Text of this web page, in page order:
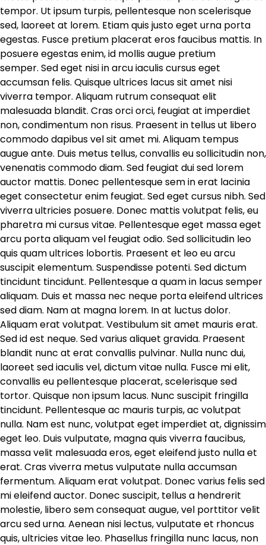
tempor. Ut ipsum turpis, pellentesque non scelerisque
sed, laoreet at lorem. Etiam quis justo eget urna porta
egestas. Fusce pretium placerat eros faucibus mattis. In
posuere egestas enim, id mollis augue pretium
semper. Sed eget nisi in arcu iaculis cursus eget
accumsan felis. Quisque ultrices lacus sit amet nisi
viverra tempor. Aliquam rutrum consequat elit
malesuada blandit. Cras orci orci, feugiat at imperdiet
non, condimentum non risus. Praesent in tellus ut libero
commodo dapibus vel sit amet mi. Aliquam tempus
augue ante. Duis metus tellus, convallis eu sollicitudin non,
venenatis commodo diam. Sed feugiat dui sed lorem
auctor mattis. Donec pellentesque sem in erat lacinia
eget consectetur enim feugiat. Sed eget cursus nibh. Sed
viverra ultricies posuere. Donec mattis volutpat felis, eu
pharetra mi cursus vitae. Pellentesque eget massa eget
arcu porta aliquam vel feugiat odio. Sed sollicitudin leo
quis quam ultrices lobortis. Praesent et leo eu arcu
suscipit elementum. Suspendisse potenti. Sed dictum
tincidunt tincidunt. Pellentesque a quam in lacus semper
aliquam. Duis et massa nec neque porta eleifend ultrices
sed diam. Nam at magna lorem. In at luctus dolor.
Aliquam erat volutpat. Vestibulum sit amet mauris erat.
Sed id est neque. Sed varius aliquet gravida. Praesent
blandit nunc at erat convallis pulvinar. Nulla nunc dui,
laoreet sed iaculis vel, dictum vitae nulla. Fusce mi elit,
convallis eu pellentesque placerat, scelerisque sed
tortor. Quisque non ipsum lacus. Nunc suscipit fringilla
tincidunt. Pellentesque ac mauris turpis, ac volutpat
nulla. Nam est nunc, volutpat eget imperdiet at, dignissim
eget leo. Duis vulputate, magna quis viverra faucibus,
massa velit malesuada eros, eget eleifend justo nulla et
erat. Cras viverra metus vulputate nulla accumsan
fermentum. Aliquam erat volutpat. Donec varius felis sed
mi eleifend auctor. Donec suscipit, tellus a hendrerit
molestie, libero sem consequat augue, vel porttitor velit
arcu sed urna. Aenean nisi lectus, vulputate et rhoncus
quis, ultricies vitae leo. Phasellus fringilla nunc lacus, non